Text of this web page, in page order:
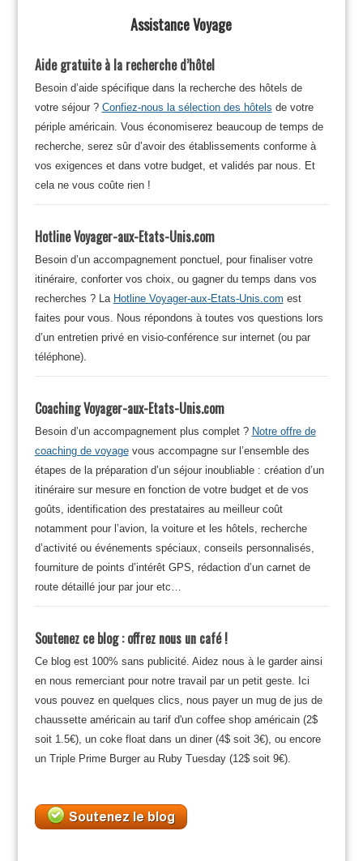
Assistance Voyage
Aide gratuite à la recherche d’hôtel
Besoin d’aide spécifique dans la recherche des hôtels de
votre séjour ? Confiez-nous la sélection des hôtels de votre
périple américain. Vous économiserez beaucoup de temps de
recherche, serez sûr d’avoir des établissements conforme à
vos exigences et dans votre budget, et validés par nous. Et
cela ne vous coûte rien !
Hotline Voyager-aux-Etats-Unis.com
Besoin d’un accompagnement ponctuel, pour finaliser votre
itinéraire, conforter vos choix, ou gagner du temps dans vos
recherches ? La Hotline Voyager-aux-Etats-Unis.com est
faites pour vous. Nous répondons à toutes vos questions lors
d’un entretien privé en visio-conférence sur internet (ou par
téléphone).
Coaching Voyager-aux-Etats-Unis.com
Besoin d’un accompagnement plus complet ? Notre offre de
coaching de voyagevous accompagne sur l’ensemble des
étapes de la préparation d’un séjour inoubliable : création d’un
itinéraire sur mesure en fonction de votre budget et de vos
goûts, identification des prestataires au meilleur coût
notamment pour l’avion, la voiture et les hôtels, recherche
d’activité ou événements spéciaux, conseils personnalisés,
fourniture de points d’intérêt GPS, rédaction d’un carnet de
route détaillé jour par jour etc…
Soutenez ce blog : offrez nous un café !
Ce blog est 100% sans publicité. Aidez nous à le garder ainsi
en nous remerciant pour notre travail par un petit geste. Ici
vous pouvez en quelques clics, nous payer un mug de jus de
chaussette américain au tarif d'un coffee shop américain (2$
soit 1.5€), un coke float dans un diner (4$ soit 3€), ou encore
un Triple Prime Burger au Ruby Tuesday (12$ soit 9€).